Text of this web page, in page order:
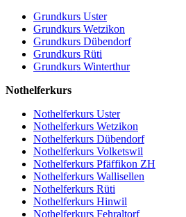
Grundkurs Uster
Grundkurs Wetzikon
Grundkurs Dübendorf
Grundkurs Rüti
Grundkurs Winterthur
Nothelferkurs
Nothelferkurs Uster
Nothelferkurs Wetzikon
Nothelferkurs Dübendorf
Nothelferkurs Volketswil
Nothelferkurs Pfäffikon ZH
Nothelferkurs Wallisellen
Nothelferkurs Rüti
Nothelferkurs Hinwil
Nothelferkurs Fehraltorf